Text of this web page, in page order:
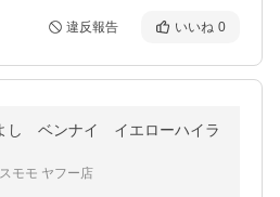
違反報告 いいね 0
し ベンナイ イエローハイラ
モモ ヤフー店